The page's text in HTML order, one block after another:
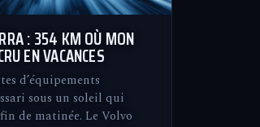
: 354 KM OÙ MON
EN VACANCES
d’équipements
sous un soleil qui
de matinée. Le Volvo